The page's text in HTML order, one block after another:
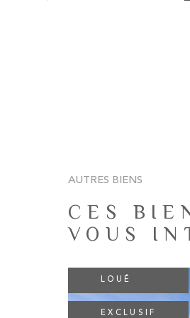
AUTRES BIENS
CES
VOUS
LOUÉ
EXCLUSIF